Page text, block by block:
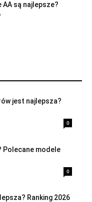
są najlepsze?
jest najlepsza?
0
Polecane modele
0
Ranking 2026